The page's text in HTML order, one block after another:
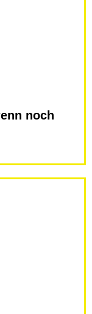
noch